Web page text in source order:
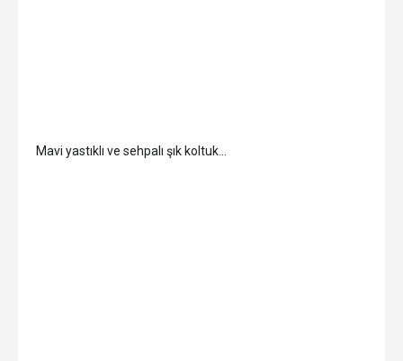
Mavi yastıklı ve sehpalı şık koltuk…